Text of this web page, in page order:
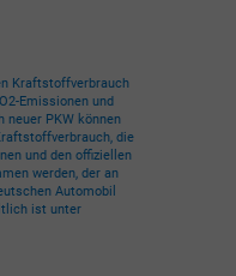
Kraftstoffverbrauch
Emissionen und
neuer PKW können
die
und den offiziellen
werden, der an
Automobil
ist unter